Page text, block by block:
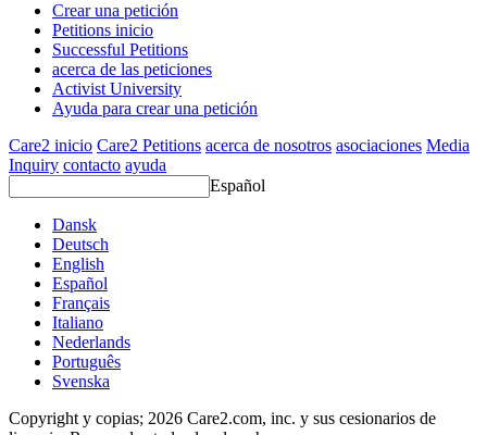
Crear una petición
Petitions inicio
Successful Petitions
acerca de las peticiones
Activist University
Ayuda para crear una petición
Care2 inicio Care2 Petitions acerca de nosotros asociaciones Media
Inquiry contacto ayuda
Español
Dansk
Deutsch
English
Español
Français
Italiano
Nederlands
Português
Svenska
Copyright y copias; 2026 Care2.com, inc. y sus cesionarios de